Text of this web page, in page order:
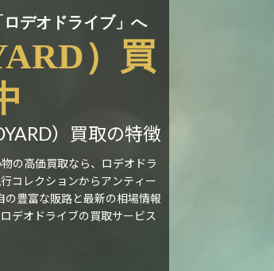
デオドライブ」へ
）買
）買取の特徴
の高価買取なら、ロデオドラ
コレクションからアンティー
の豊富な販路と最新の相場情報
デオドライブの買取サービス